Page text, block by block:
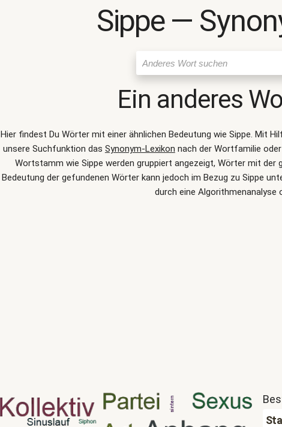
Sippe ―
Ein anderes
Hier findest Du Wörter mit einer ähnlichen Bedeutung wie Sippe. Mit
unsere Suchfunktion das Synonym-Lexikon nach der Wortfamilie
Wortstamm wie Sippe werden gruppiert angezeigt, Wörter mit
Bedeutung der gefundenen Wörter kann jedoch im Bezug zu Sippe
durch eine Algorithmenanalyse